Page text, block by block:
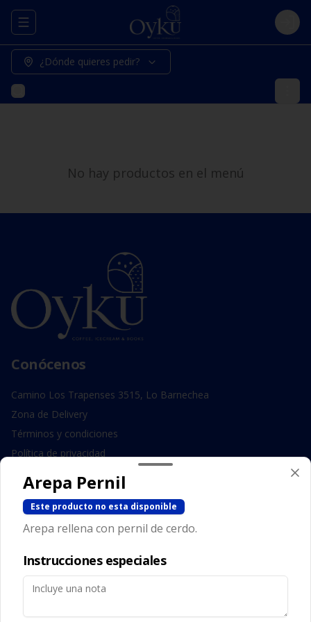
Abrir menu de navegación Login
¿Dónde quieres pedir?
No hay productos en el menú
Conócenos
Camino Los Trapenses 3515, Lo Barnechea
Zona de Delivery
Términos y condiciones
Política de privacidad
Redes sociales
Instagram
Facebook
Mi cuenta
Arepa Pernil
Este producto no esta disponible
Arepa rellena con pernil de cerdo.
Instrucciones especiales